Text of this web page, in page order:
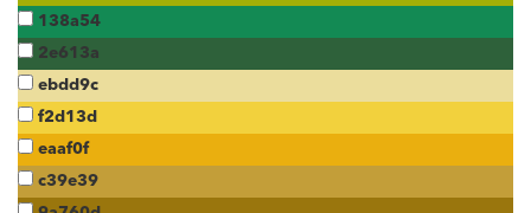
138a54
2e613a
ebdd9c
f2d13d
eaaf0f
c39e39